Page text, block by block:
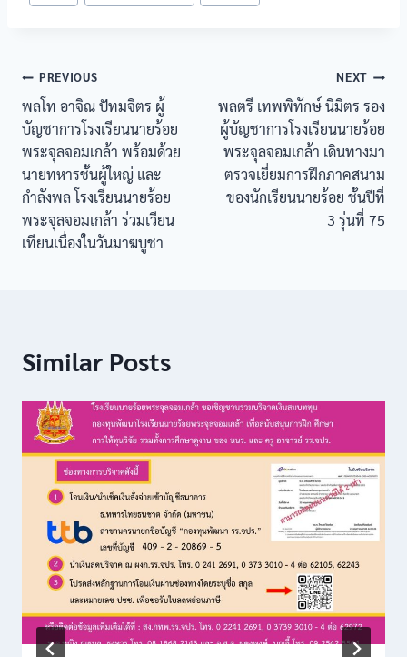
PREVIOUS
พลโท อาจิณ ปัทมจิตร ผู้
บัญชาการโรงเรียนนายร้อย
พระจุลจอมเกล้า พร้อมด้วย
นายทหารชั้นผู้ใหญ่ และ
กำลังพล โรงเรียนนายร้อย
พระจุลจอมเกล้า ร่วมเวียน
เทียนเนื่องในวันมาฆบูชา
NEXT
พลตรี เทพพิทักษ์ นิมิตร รอง
ผู้บัญชาการโรงเรียนนายร้อย
พระจุลจอมเกล้า เดินทางมา
ตรวจเยี่ยมการฝึกภาคสนาม
ของนักเรียนนายร้อย ชั้นปีที่
3 รุ่นที่ 75
Similar Posts